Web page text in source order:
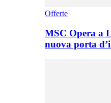
Offerte
MSC Opera a
nuova porta